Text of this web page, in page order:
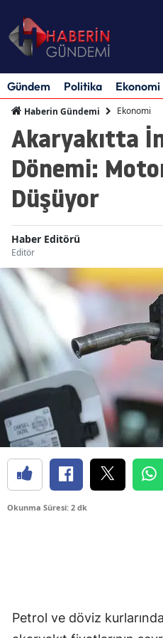
Gündem Politika Ekonomi
Haberin Gündemi Ekonomi
Akaryakıtta
Dönemi:
Düşüyor
Haber Editörü
Editör
Okunma Süresi: 2 dk
Petrol ve döviz